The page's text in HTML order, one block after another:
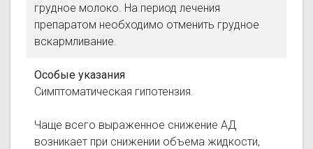
грудное молоко. На период лечения
препаратом необходимо отменить грудное
вскармливание.
Особые указания
Симптоматическая гипотензия.
Чаще всего выраженное снижение АД
возникает при снижении объема жидкости,